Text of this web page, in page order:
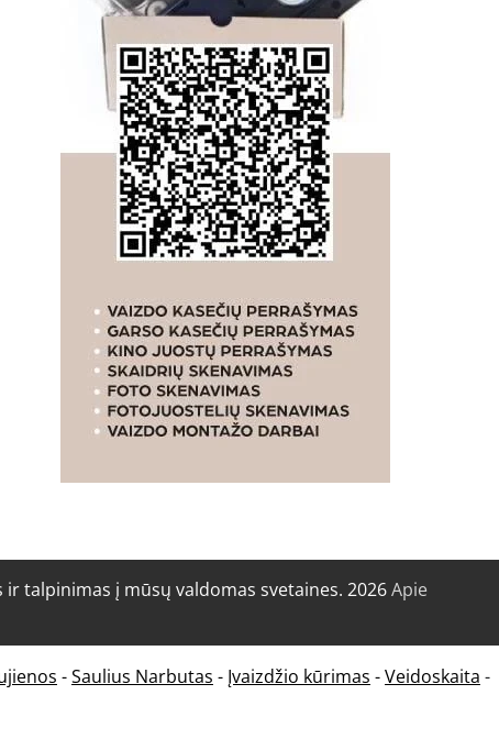
ir talpinimas į mūsų valdomas svetaines. 2026Apie
-Saulius Narbutas - Įvaizdžio kūrimas -Veidoskaita -